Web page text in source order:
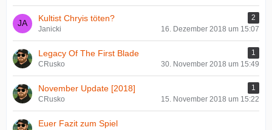
Kultist Chryis töten?
2
Janicki
16. Dezember 2018 um 15:07
Legacy Of The First Blade
1
CRusko
30. November 2018 um 15:49
November Update [2018]
1
CRusko
15. November 2018 um 15:22
Euer Fazit zum Spiel